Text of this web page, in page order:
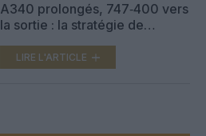
A340 prolongés, 747‑400 vers
la sortie : la stratégie de
LIRE L'ARTICLE